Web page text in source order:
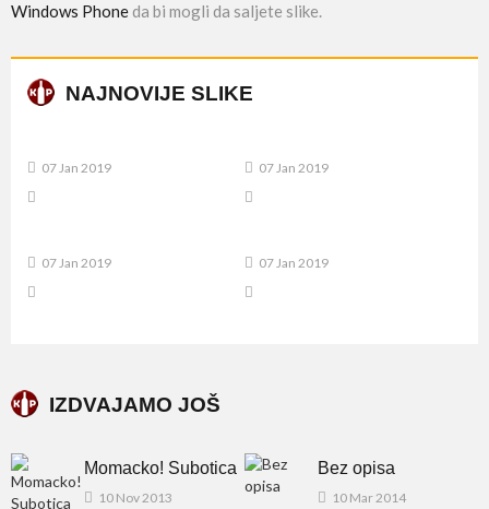
Windows Phoneda bi mogli da saljete slike.
NAJNOVIJE SLIKE
07 Jan 2019 07 Jan 2019
07 Jan 2019 07 Jan 2019
IZDVAJAMO JOŠ
Momacko! Subotica
10 Nov 2013
Bez opisa
10 Mar 2014